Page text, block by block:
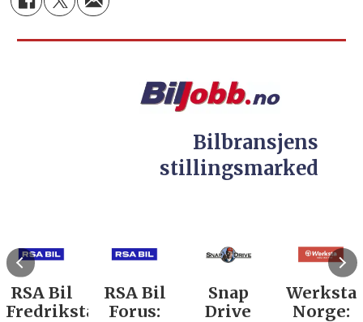
Bilbransjens
stillingsmarked
RSA Bil
Fredrikstad:
RSA Bil
Forus:
Snap
Drive
Werksta
Norge: